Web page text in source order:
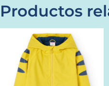
Productos